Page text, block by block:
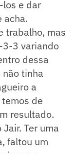
los e dar
acha.
trabalho, mas
3-3 variando
dessa
tinha
a
de
resultado.
Ter uma
faltou um